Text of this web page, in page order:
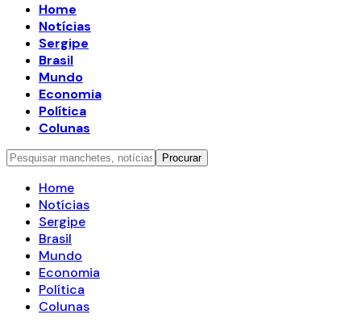
Home
Notícias
Sergipe
Brasil
Mundo
Economia
Política
Colunas
Home
Notícias
Sergipe
Brasil
Mundo
Economia
Política
Colunas